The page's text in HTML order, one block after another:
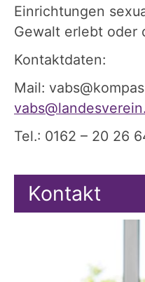
Einrichtungen
Gewalt erlebt oder
Kontaktdaten:
Mail:
Tel.: 0162 – 20 26
Kontakt